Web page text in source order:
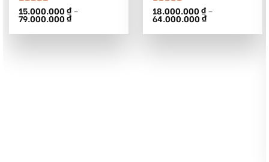
Được xếp
hạng5.005
15.000.000₫ –
79.000.000₫Khoảng
giá:
từ
Được xếp
hạng5.005
18.000.000₫ –
64.000.000₫Khoảng
giá:
từ